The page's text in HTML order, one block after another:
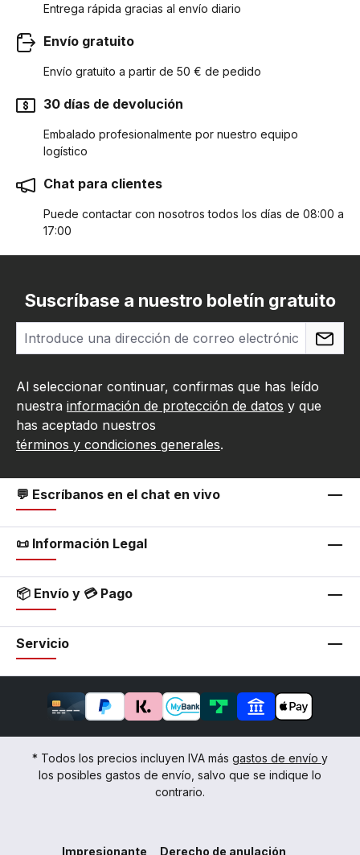
Entrega rápida gracias al envío diario
Envío gratuito
Envío gratuito a partir de 50 € de pedido
30 días de devolución
Embalado profesionalmente por nuestro equipo
logístico
Chat para clientes
Puede contactar con nosotros todos los días de 08:00 a
17:00
Suscríbase a nuestro boletín gratuito
Al seleccionar continuar, confirmas que has leído
nuestra información de protección de datos y que
has aceptado nuestros
términos y condiciones generales.
💬 Escríbanos en el chat en vivo
📜 Información Legal
📦 Envío y 💳 Pago
Servicio
* Todos los precios incluyen IVA más gastos de envío y
los posibles gastos de envío, salvo que se indique lo
contrario.
Impresionante Derecho de anulación